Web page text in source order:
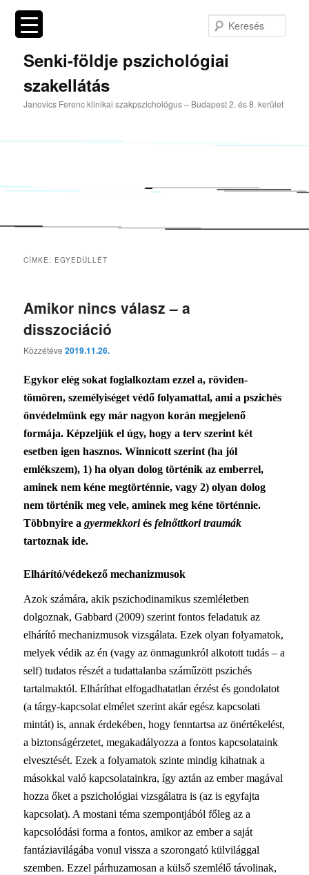
Tovább
elsődleges
Tovább
másodlagos
Senki-földje pszichológiai
szakellátás
Janovics Ferenc klinikai szakpszichológus – Budapest 2. és 8. kerület
CÍMKE: EGYEDÜLLÉT
Amikor nincs válasz – a
disszociáció
Közzétéve2019.11.26.
Egykor elég sokat foglalkoztam ezzel a, röviden-
tömören, személyiséget védő folyamattal, ami a pszichés
önvédelmünk egy már nagyon korán megjelenő
formája. Képzeljük el úgy, hogy a terv szerint két
esetben igen hasznos. Winnicott szerint (ha jól
emlékszem), 1) ha olyan dolog történik az emberrel,
aminek nem kéne megtörténnie, vagy 2) olyan dolog
nem történik meg vele, aminek meg kéne történnie.
Többnyire agyermekkoriésfelnőttkori traumák
tartoznak ide.
Elhárító/védekező mechanizmusok
Azok számára, akik pszichodinamikus szemléletben
dolgoznak, Gabbard (2009) szerint fontos feladatuk az
elhárító mechanizmusok vizsgálata. Ezek olyan folyamatok,
melyek védik az én (vagy az önmagunkról alkotott tudás – a
self) tudatos részét a tudattalanba száműzött pszichés
tartalmaktól. Elháríthat elfogadhatatlan érzést és gondolatot
(a tárgy-kapcsolat elmélet szerint akár egész kapcsolati
mintát) is, annak érdekében, hogy fenntartsa az önértékelést,
a biztonságérzetet, megakadályozza a fontos kapcsolataink
elvesztését. Ezek a folyamatok szinte mindig kihatnak a
másokkal való kapcsolatainkra, így aztán az ember magával
hozza őket a pszichológiai vizsgálatra is (az is egyfajta
kapcsolat). A mostani téma szempontjából főleg az a
kapcsolódási forma a fontos, amikor az ember a saját
fantáziavilágába vonul vissza a szorongató külvilággal
szemben. Ezzel párhuzamosan a külső szemlélő távolinak,